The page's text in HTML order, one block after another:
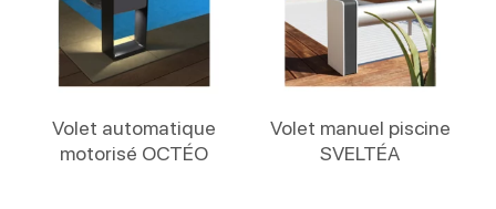
Volet automatique
motorisé OCTÉO
Volet manuel piscine
SVELTÉA